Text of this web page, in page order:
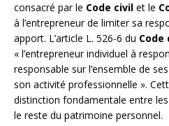
consacré par le Code civil et le
à l’entrepreneur de limiter sa
apport. L’article L. 526-6 du Code
« l’entrepreneur individuel à
responsable sur l’ensemble de
son activité professionnelle ».
distinction fondamentale entre
le reste du patrimoine personnel.